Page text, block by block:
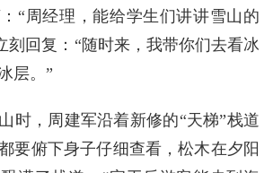
“周经理，能给学生们讲讲雪山的
刻回复：“随时来，我带你们去看冰
层。”
时，周建军沿着新修的“天梯”栈道
要俯下身子仔细查看，松木在夕阳